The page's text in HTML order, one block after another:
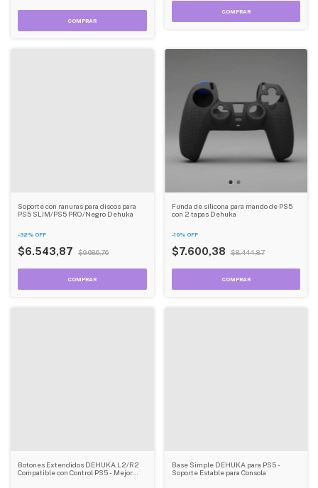
Soporte con ranuras para discos para
PS5 SLIM/PS5 PRO/Negro Dehuka
-32% OFF
$6.543,87 $9.686,76
Funda de silicona para mando de PS5
con 2 tapas Dehuka
-10% OFF
$7.600,38 $8.444,87
Botones Extendidos DEHUKA L2/R2
Compatible con Control PS5 - Mejor
Base Simple DEHUKA para PS5 -
Soporte Estable para Consola